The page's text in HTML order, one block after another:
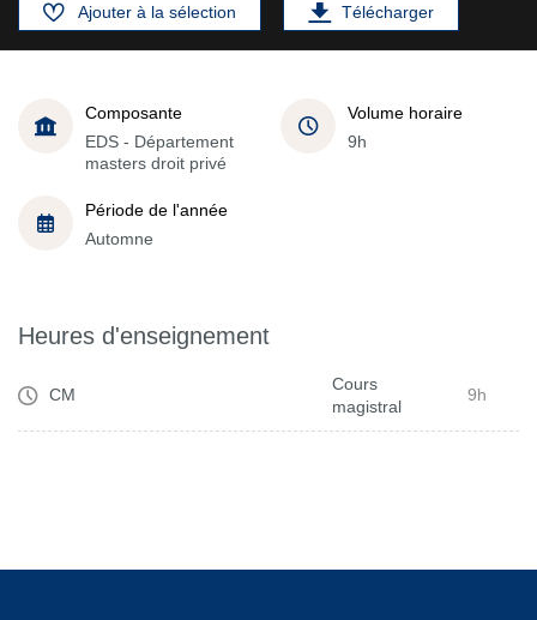
Ajouter à la sélection Télécharger
Composante
EDS - Département
masters droit privé
Volume horaire
9h
Période de l'année
Automne
Heures d'enseignement
CM
Cours
magistral
9h